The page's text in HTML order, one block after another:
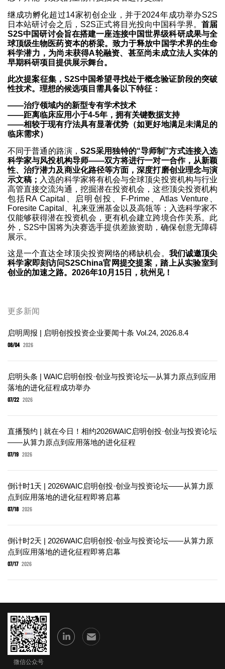
继成功孵化超过14家初创企业，并于2024年成功举办S2S
日本站研讨会之后，S2S正式将目光投向中国科学界。 首届
S2S中国研讨会旨在搭建一座连接中国世界级科研成果与全
球顶级生物医药资本的桥梁。致力于释放中国学术界的生命
科学潜力，为尚未获得A轮融资、甚至尚未成立法人实体的
早期科研项目提供展示舞台。
此次提案征集，S2S中国希望寻找处于概念验证阶段的突破
性技术。理想的候选项目需具备以下特征：
——治疗领域内的新型专有学术技术
——距离临床应用小于4-5年，拥有关键数据支持
——相较于现有疗法具有显著优势（如更好地满足未满足的
临床需求）
不同于普通的路演，S2S采用独特的“导师制”方式连接入选
科学家与风投机构导师——双方将进行一对一合作，从新颖
性、治疗潜力及商业化路径等方面，深度打磨创业理念与演
示文稿； 入选的科学家将有机会与全球顶尖投资机构与行业
高管直接交流沟通，挖掘潜在投资机会，这些顶尖投资机构
包括RA Capital、启明创投、F-Prime、Atlas Venture、
Foresite Capital、礼来亚洲基金以及高瓴等；入选科学家不
仅能够获得潜在投资机会，更有机会建立跨境合作关系。此
外，S2S中国将为决赛选手提供差旅资助，确保创意无障碍
展示。
这是一个直达全球顶尖投资网络的稀缺机会。 我们诚邀顶尖
科学家即刻访问S2SChina官网提交提案，踏上从实验室到
创业的加速之路。2026年10月15日，杭州见！
更多新闻
启明周报 | 启明创投投资企业要闻十条 Vol.24, 2026.8.4
08/04 2026
启明头条 | WAIC启明创投·创业与投资论坛—从算力原点到应用
落地的进化征程成功举办
07/22 2026
直播预约 | 就在今日！相约2026WAIC启明创投·创业与投资论坛
——从算力原点到应用落地的进化征程
07/19 2026
倒计时1天 | 2026WAIC启明创投·创业与投资论坛——从算力原
点到应用落地的进化征程即将启幕
07/18 2026
倒计时2天 | 2026WAIC启明创投·创业与投资论坛——从算力原
点到应用落地的进化征程即将启幕
07/17 2026
微信公众号